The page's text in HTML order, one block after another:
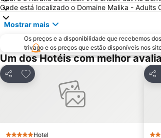
Onde está localizado o Domaine Malika - Adults
Mostrar mais
Os preços e a disponibilidade que recebemos
trivago e os preços que estão disponíveis nos
Um dos Hotéis com melhor
Partilhar
Adicionar aos favoritos
Hotel